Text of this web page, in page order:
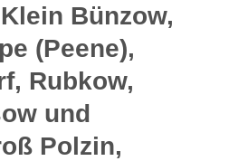
Bünzow,
(Peene),
Rubkow,
und
Polzin,